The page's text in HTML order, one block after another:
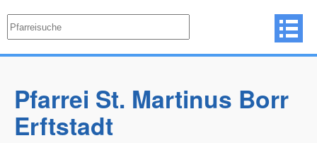
Pfarrei St. Martinus Borr
Erftstadt